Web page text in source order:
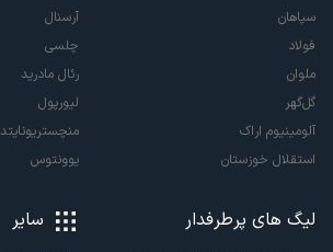
سپاهان
فولاد
ملوان
گل‌گهر
آلومینیوم اراک
استقلال خوزستان
آرسنال
چلسی
رئال مادرید
لیورپول
منچستریونایتد
یوونتوس
لیگ های پرطرفدار سایر